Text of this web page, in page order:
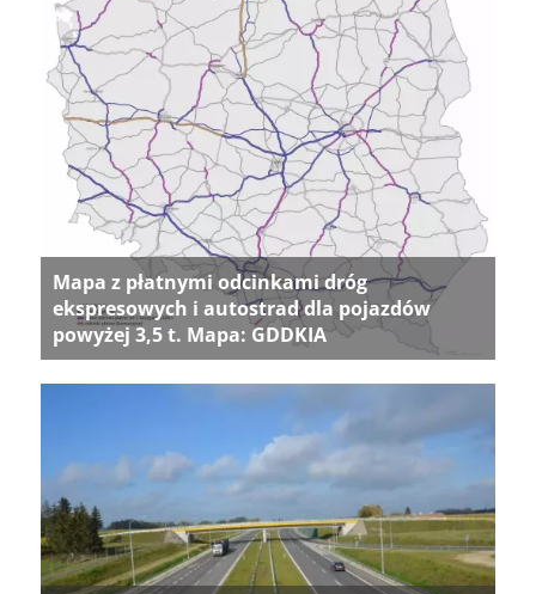
Mapa z płatnymi odcinkami dróg
ekspresowych i autostrad dla pojazdów
powyżej 3,5 t. Mapa: GDDKIA